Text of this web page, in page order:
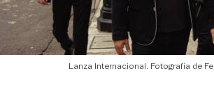
Lanza Internacional. Fotografía de